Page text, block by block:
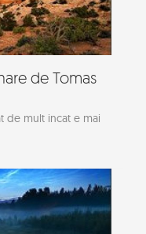
de Tomas
de mult incat e mai